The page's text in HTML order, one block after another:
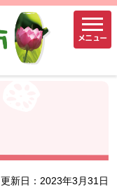
メニュー
更新日：2023年3月31日